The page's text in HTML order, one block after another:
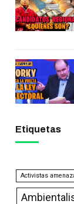
Etiquetas
Activistas